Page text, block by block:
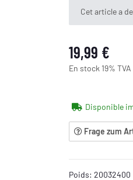
x
Cet article a
19,99 €
En stock 19%
Disponible
Frage zum
Poids: 20032400